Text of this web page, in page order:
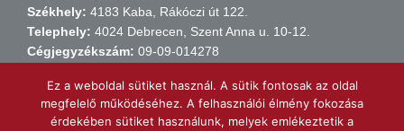
Székhely: 4183 Kaba, Rákóczi út 122.
Telephely: 4024 Debrecen, Szent Anna u. 10-12.
Cégjegyzékszám: 09-09-014278
Számlaszám:11738015-21438211
Ez a weboldal sütiket használ. A sütik fontosak az oldal
megfelelő működéséhez. A felhasználói élmény fokozása
érdekében sütiket használunk, melyek emlékeztetik a